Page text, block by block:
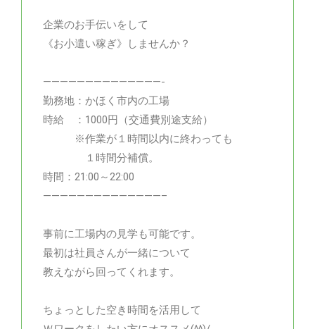
企業のお手伝いをして
《お小遣い稼ぎ》しませんか？
——————————————-
勤務地：かほく市内の工場
時給 ：1000円（交通費別途支給）
※作業が１時間以内に終わっても
１時間分補償。
時間：21:00～22:00
——————————————–
事前に工場内の見学も可能です。
最初は社員さんが一緒について
教えながら回ってくれます。
ちょっとした空き時間を活用して